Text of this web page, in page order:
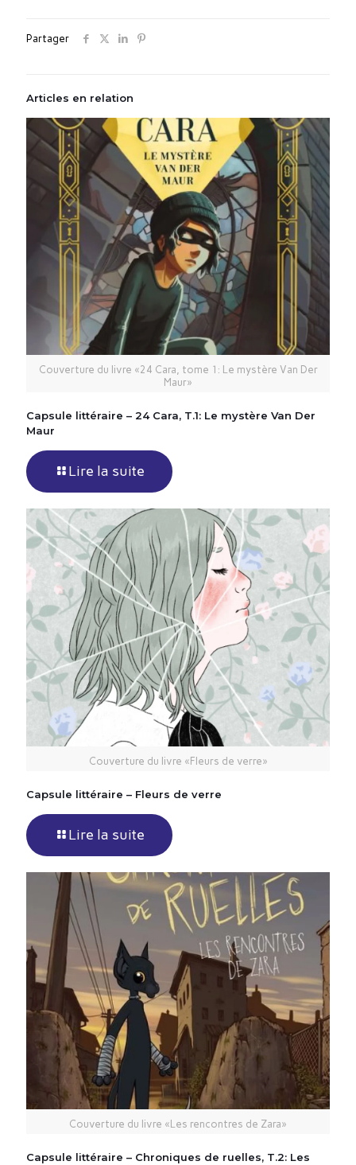
Partager
Articles en relation
Couverture du livre «24 Cara, tome 1: Le mystère Van Der
Maur»
Capsule littéraire – 24 Cara, T.1: Le mystère Van Der
Maur
Lire la suite
Couverture du livre «Fleurs de verre»
Capsule littéraire – Fleurs de verre
Lire la suite
Couverture du livre «Les rencontres de Zara»
Capsule littéraire – Chroniques de ruelles, T.2: Les